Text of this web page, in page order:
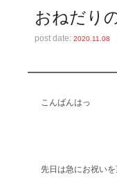
おねだり
post date:2020.11.08
こんばんはっ
先日は急にお祝いを